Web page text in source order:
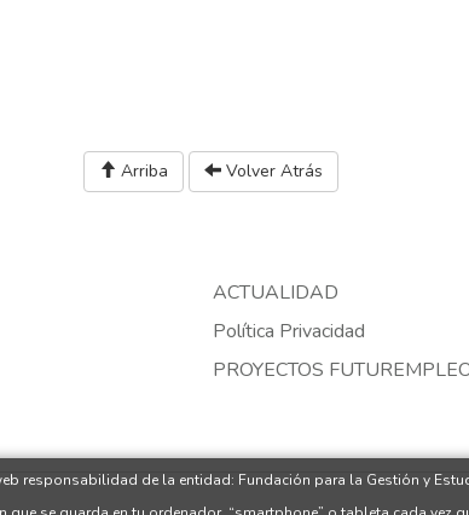
Arriba Volver Atrás
ACTUALIDAD
Política Privacidad
PROYECTOS
responsabilidad de la entidad: Fundación para la Gestión y